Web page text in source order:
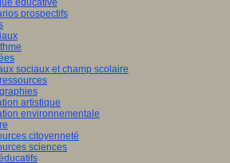
éducative
prospectifs
sociaux et champ scolaire
artistique
environnementale
citoyenneté
sciences